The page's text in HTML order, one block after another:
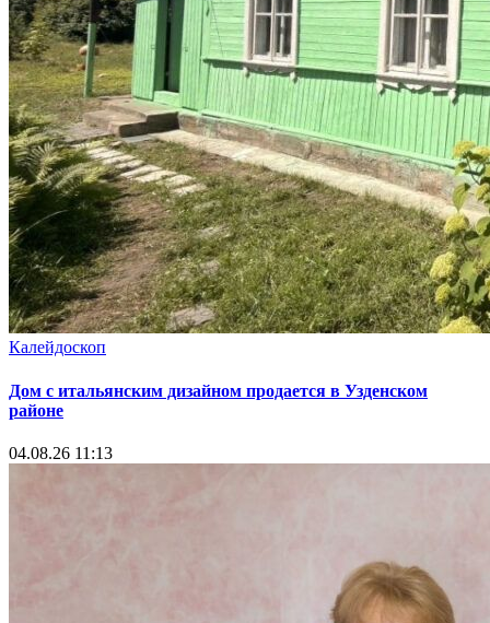
Калейдоскоп
Дом с итальянским дизайном продается в Узденском
районе
04.08.26 11:13